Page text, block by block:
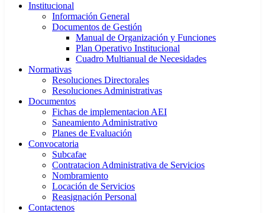
Institucional
Información General
Documentos de Gestión
Manual de Organización y Funciones
Plan Operativo Institucional
Cuadro Multianual de Necesidades
Normativas
Resoluciones Directorales
Resoluciones Administrativas
Documentos
Fichas de implementacion AEI
Saneamiento Administrativo
Planes de Evaluación
Convocatoria
Subcafae
Contratacion Administrativa de Servicios
Nombramiento
Locación de Servicios
Reasignación Personal
Contactenos